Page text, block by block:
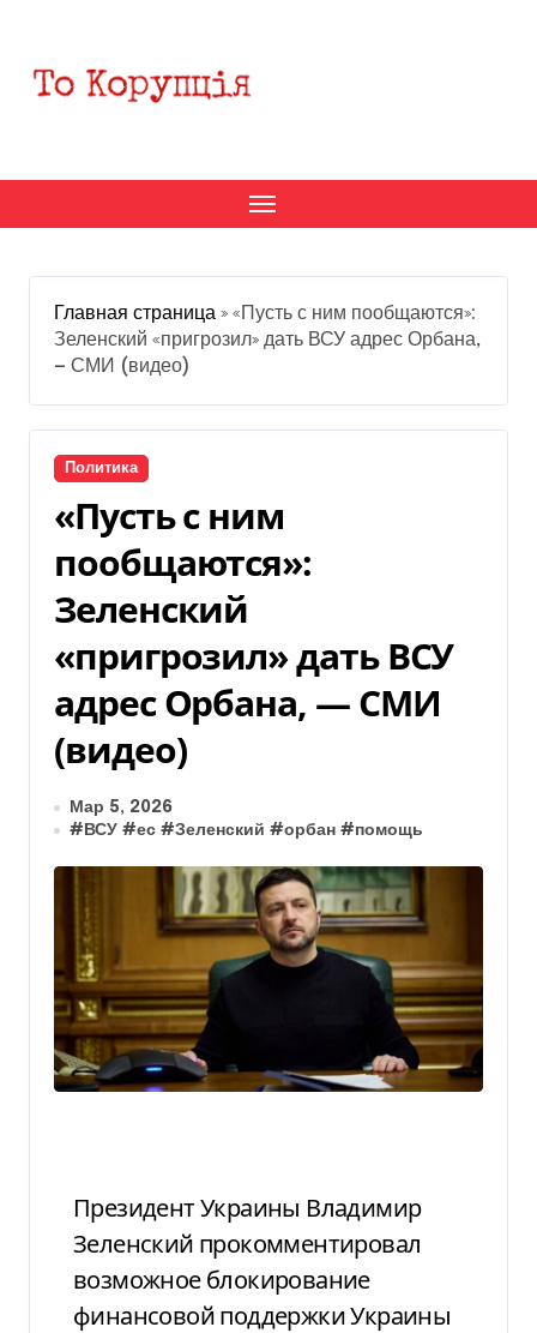
содержанию
Главная страница » «Пусть с ним пообщаются»:
Зеленский «пригрозил» дать ВСУ адрес Орбана,
— СМИ (видео)
Политика
«Пусть с ним
пообщаются»:
Зеленский
«пригрозил» дать ВСУ
адрес Орбана, — СМИ
(видео)
Мар 5, 2026
# ВСУ #ес #Зеленский #орбан #помощь
Президент Украины Владимир
Зеленский прокомментировал
возможное блокирование
финансовой поддержки Украины